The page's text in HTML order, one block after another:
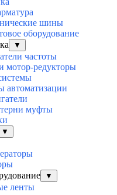
шины
оборудование
▼
частоты
мотор-редукторы
автоматизации
муфты
▼
▼
ленты